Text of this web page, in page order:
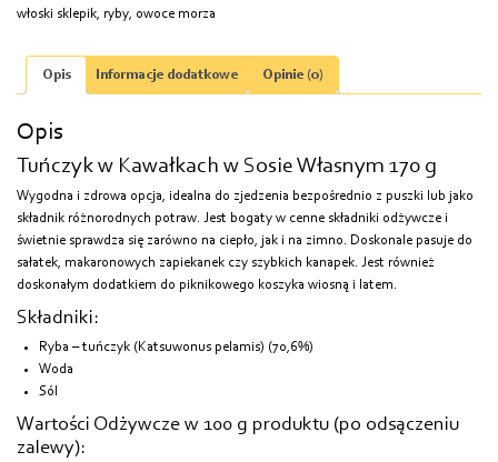
włoski sklepik, ryby, owoce morza
Opis Informacje dodatkowe Opinie (0)
Opis
Tuńczyk w Kawałkach w Sosie Własnym 170 g
Wygodna i zdrowa opcja, idealna do zjedzenia bezpośrednio z puszki lub jako
składnik różnorodnych potraw. Jest bogaty w cenne składniki odżywcze i
świetnie sprawdza się zarówno na ciepło, jak i na zimno. Doskonale pasuje do
sałatek, makaronowych zapiekanek czy szybkich kanapek. Jest również
doskonałym dodatkiem do piknikowego koszyka wiosną i latem.
Składniki:
Ryba – tuńczyk (Katsuwonus pelamis) (70,6%)
Woda
Sól
Wartości Odżywcze w 100 g produktu (po odsączeniu
zalewy):